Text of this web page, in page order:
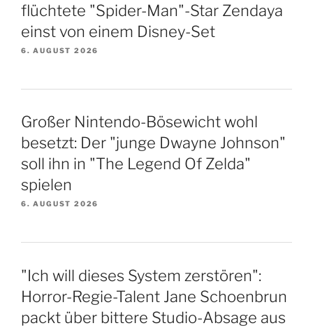
flüchtete "Spider-Man"-Star Zendaya
einst von einem Disney-Set
6. AUGUST 2026
Großer Nintendo-Bösewicht wohl
besetzt: Der "junge Dwayne Johnson"
soll ihn in "The Legend Of Zelda"
spielen
6. AUGUST 2026
"Ich will dieses System zerstören":
Horror-Regie-Talent Jane Schoenbrun
packt über bittere Studio-Absage aus